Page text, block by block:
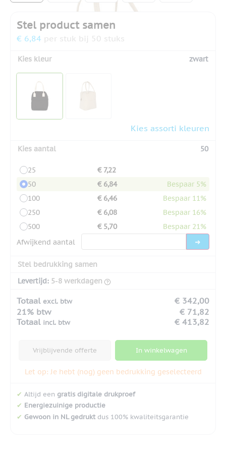
Stel product samen
€ 6,84 per stuk bij 50 stuks
Kies kleur zwart
Kies assorti kleuren
Kies aantal 50
25
€ 7,22
50
€ 6,84
Bespaar 5%
100
€ 6,46
Bespaar 11%
250
€ 6,08
Bespaar 16%
500
€ 5,70
Bespaar 21%
Afwijkend aantal
Stel bedrukking samen
Levertijd: 5-8 werkdagen
Totaal excl. btw
€ 342,00
21% btw
€ 71,82
Totaal incl. btw € 413,82
Vrijblijvende offerte In winkelwagen
Let op: Je hebt (nog) geen bedrukking geselecteerd
✔ Altijd een gratis digitale drukproef
✔ Energiezuinige productie
✔ Gewoon in NL gedruktdus 100% kwaliteitsgarantie